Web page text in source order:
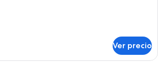
Ver precio